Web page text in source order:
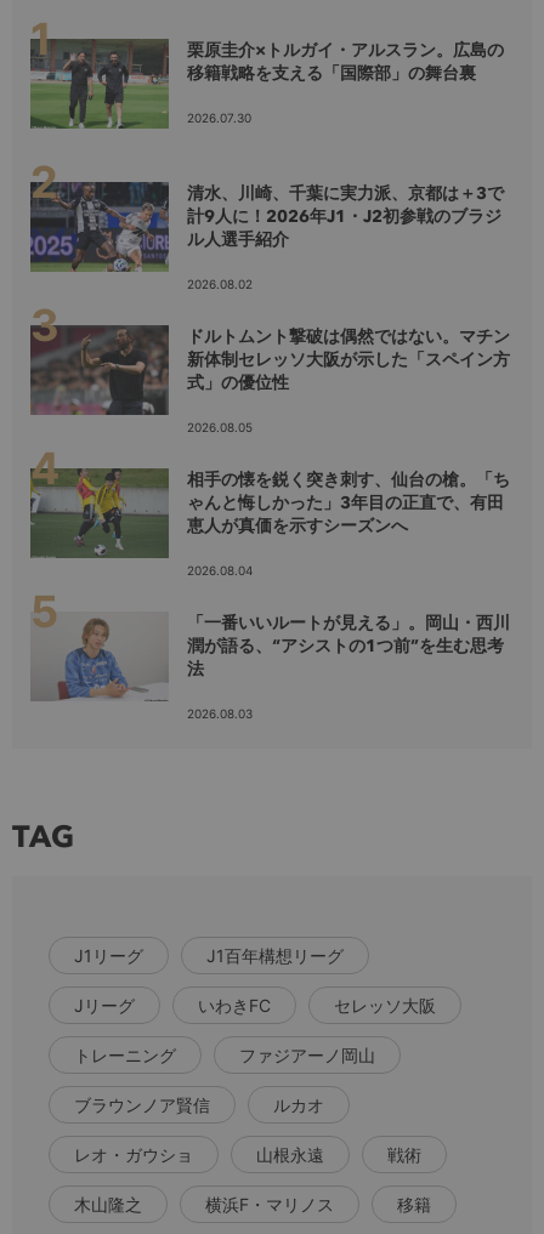
栗原圭介×トルガイ・アルスラン。広島の
移籍戦略を支える「国際部」の舞台裏
2026.07.30
清水、川崎、千葉に実力派、京都は＋3で
計9人に！2026年J1・J2初参戦のブラジ
ル人選手紹介
2026.08.02
ドルトムント撃破は偶然ではない。マチン
新体制セレッソ大阪が示した「スペイン方
式」の優位性
2026.08.05
相手の懐を鋭く突き刺す、仙台の槍。「ち
ゃんと悔しかった」3年目の正直で、有田
恵人が真価を示すシーズンへ
2026.08.04
「一番いいルートが見える」。岡山・西川
潤が語る、“アシストの1つ前”を生む思考
法
2026.08.03
TAG
J1リーグ J1百年構想リーグ
Jリーグ いわきFC セレッソ大阪
トレーニング ファジアーノ岡山
ブラウンノア賢信 ルカオ
レオ・ガウショ 山根永遠 戦術
木山隆之 横浜F・マリノス 移籍